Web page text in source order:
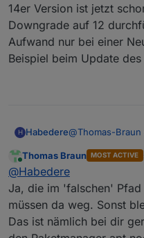
14er Version ist jetzt
Downgrade auf 12
Aufwand nur bei einer
Beispiel beim Update des
H Habedere@Thomas-Braun
Ich würde
node14. Die war bei mir
als ich die
Deiner Antwort
Wiederholung
Dann probier ich
pi@ioBroker-
pi@ioBroker-
Online
Thomas Braun MOST ACTIVE
@Habedere
Ja, die im 'falschen'
müssen da weg. Sonst
Das ist nämlich bei dir